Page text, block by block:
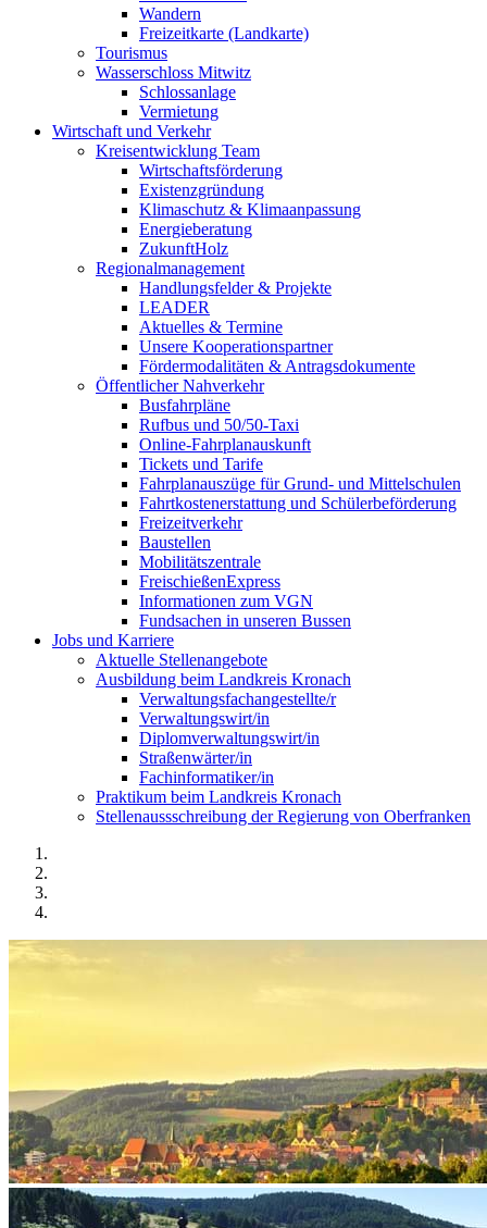
Wandern
Freizeitkarte (Landkarte)
Tourismus
Wasserschloss Mitwitz
Schlossanlage
Vermietung
Wirtschaft und Verkehr
Kreisentwicklung Team
Wirtschaftsförderung
Existenzgründung
Klimaschutz & Klimaanpassung
Energieberatung
ZukunftHolz
Regionalmanagement
Handlungsfelder & Projekte
LEADER
Aktuelles & Termine
Unsere Kooperationspartner
Fördermodalitäten & Antragsdokumente
Öffentlicher Nahverkehr
Busfahrpläne
Rufbus und 50/50-Taxi
Online-Fahrplanauskunft
Tickets und Tarife
Fahrplanauszüge für Grund- und Mittelschulen
Fahrtkostenerstattung und Schülerbeförderung
Freizeitverkehr
Baustellen
Mobilitätszentrale
FreischießenExpress
Informationen zum VGN
Fundsachen in unseren Bussen
Jobs und Karriere
Aktuelle Stellenangebote
Ausbildung beim Landkreis Kronach
Verwaltungsfachangestellte/r
Verwaltungswirt/in
Diplomverwaltungswirt/in
Straßenwärter/in
Fachinformatiker/in
Praktikum beim Landkreis Kronach
Stellenaussschreibung der Regierung von Oberfranken